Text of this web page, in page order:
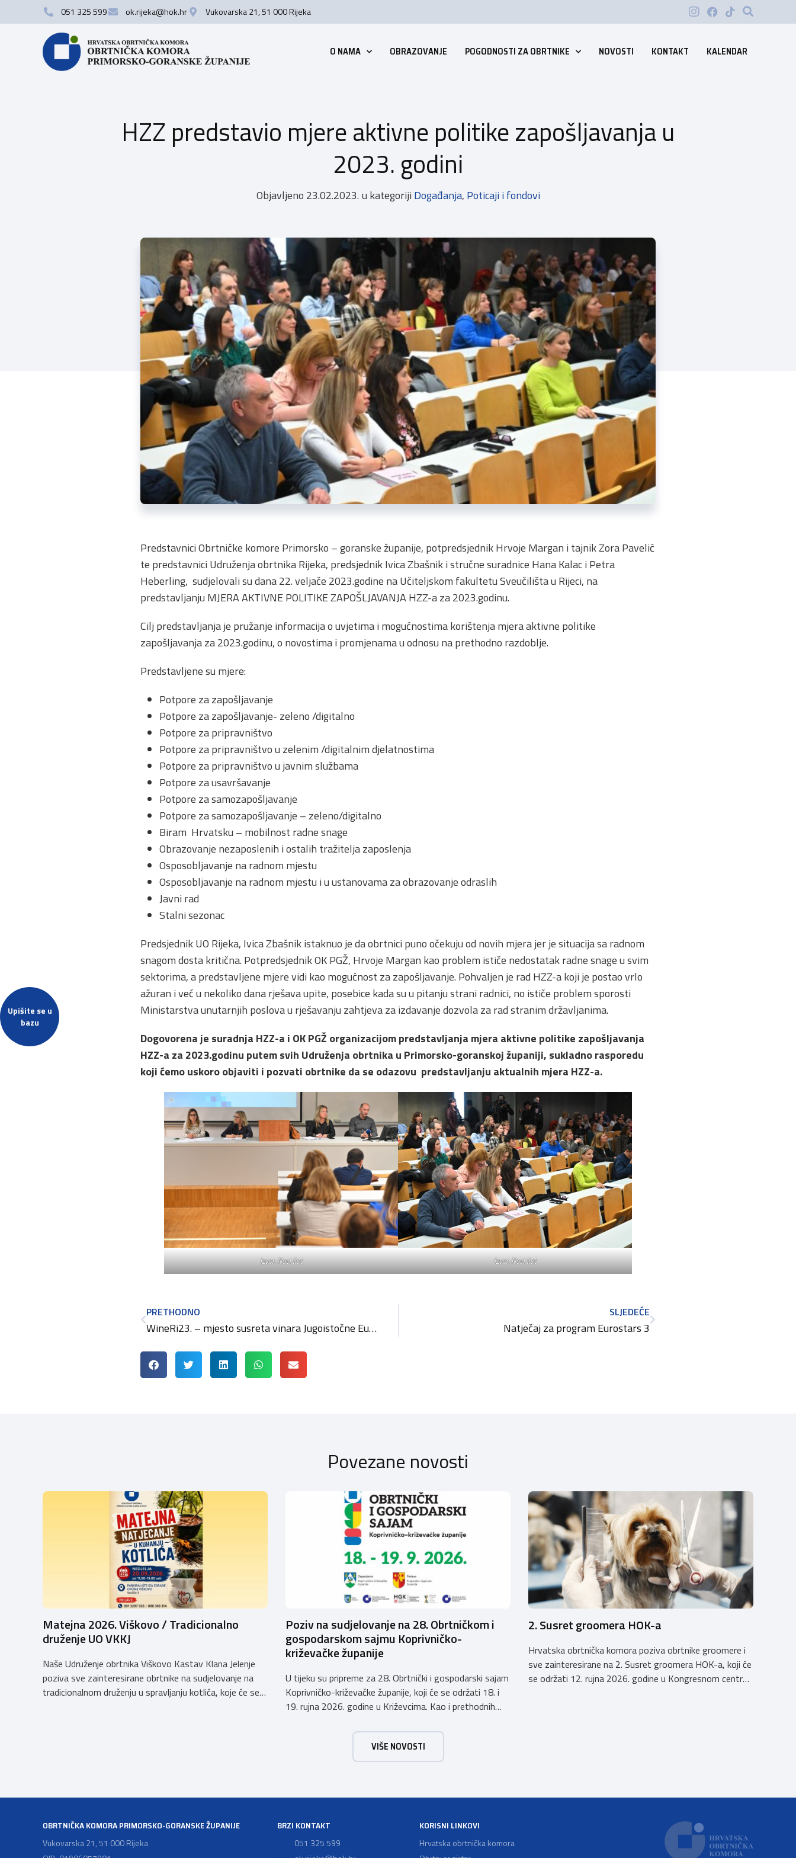
Upišite se u
bazu
051 325 599 ok.rijeka@hok.hr Vukovarska 21, 51 000 Rijeka
O NAMA OBRAZOVANJE POGODNOSTI ZA OBRTNIKE NOVOSTI KONTAKT KALENDAR
HZZ predstavio mjere aktivne politike zapošljavanja u
2023. godini
Objavljeno 23.02.2023. u kategoriji Događanja, Poticaji i fondovi
Predstavnici Obrtničke komore Primorsko – goranske županije, potpredsjednik Hrvoje Margan i tajnik Zora Pavelić
te predstavnici Udruženja obrtnika Rijeka, predsjednik Ivica Zbašnik i stručne suradnice Hana Kalac i Petra
Heberling, sudjelovali su dana 22. veljače 2023.godine na Učiteljskom fakultetu Sveučilišta u Rijeci, na
predstavljanju MJERA AKTIVNE POLITIKE ZAPOŠLJAVANJA HZZ-a za 2023.godinu.
Cilj predstavljanja je pružanje informacija o uvjetima i mogućnostima korištenja mjera aktivne politike
zapošljavanja za 2023.godinu, o novostima i promjenama u odnosu na prethodno razdoblje.
Predstavljene su mjere:
Potpore za zapošljavanje
Potpore za zapošljavanje- zeleno /digitalno
Potpore za pripravništvo
Potpore za pripravništvo u zelenim /digitalnim djelatnostima
Potpore za pripravništvo u javnim službama
Potpore za usavršavanje
Potpore za samozapošljavanje
Potpore za samozapošljavanje – zeleno/digitalno
Biram Hrvatsku – mobilnost radne snage
Obrazovanje nezaposlenih i ostalih tražitelja zaposlenja
Osposobljavanje na radnom mjestu
Osposobljavanje na radnom mjestu i u ustanovama za obrazovanje odraslih
Javni rad
Stalni sezonac
Predsjednik UO Rijeka, Ivica Zbašnik istaknuo je da obrtnici puno očekuju od novih mjera jer je situacija sa radnom
snagom dosta kritična. Potpredsjednik OK PGŽ, Hrvoje Margan kao problem ističe nedostatak radne snage u svim
sektorima, a predstavljene mjere vidi kao mogućnost za zapošljavanje. Pohvaljen je rad HZZ-a koji je postao vrlo
ažuran i već u nekoliko dana rješava upite, posebice kada su u pitanju strani radnici, no ističe problem sporosti
Ministarstva unutarnjih poslova u rješavanju zahtjeva za izdavanje dozvola za rad stranim državljanima.
Dogovorena je suradnja HZZ-a i OK PGŽ organizacijom predstavljanja mjera aktivne politike zapošljavanja
HZZ-a za 2023.godinu putem svih Udruženja obrtnika u Primorsko-goranskoj županiji, sukladno rasporedu
koji ćemo uskoro objaviti i pozvati obrtnike da se odazovu predstavljanju aktualnih mjera HZZ-a.
Izvor: Novi list Izvor: Novi list
PRETHODNO
WineRi23. – mjesto susreta vinara Jugoistočne Europe sa publikom i profesionalcima s Kvarnera
SLJEDEĆE
Natječaj za program Eurostars 3
Povezane novosti
Matejna 2026. Viškovo / Tradicionalno
druženje UO VKKJ
Naše Udruženje obrtnika Viškovo Kastav Klana Jelenje
poziva sve zainteresirane obrtnike na sudjelovanje na
tradicionalnom druženju u spravljanju kotlića, koje će se
Poziv na sudjelovanje na 28. Obrtničkom i
gospodarskom sajmu Koprivničko-
križevačke županije
U tijeku su pripreme za 28. Obrtnički i gospodarski sajam
Koprivničko-križevačke županije, koji će se održati 18. i
19. rujna 2026. godine u Križevcima. Kao i prethodnih
krajeva Hrvatske te predstaviti raznolikost i kvalitetu
hrvatskog obrtništva. Uz bogatu izlagačku ponudu i ove
godine priprema se raznovrstan […]
2. Susret groomera HOK-a
Hrvatska obrtnička komora poziva obrtnike groomere i
sve zainteresirane na 2. Susret groomera HOK-a, koji će
se održati 12. rujna 2026. godine u Kongresnom centru
VIŠE NOVOSTI
OBRTNIČKA KOMORA PRIMORSKO-GORANSKE ŽUPANIJE
Vukovarska 21, 51 000 Rijeka
BRZI KONTAKT
051 325 599
KORISNI LINKOVI
Hrvatska obrtnička komora